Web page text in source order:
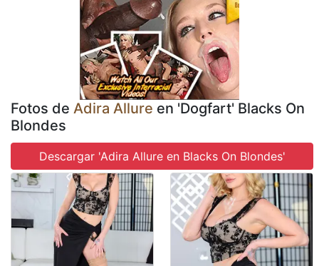
Fotos de Adira Allure en 'Dogfart' Blacks On
Blondes
Descargar 'Adira Allure en Blacks On Blondes'